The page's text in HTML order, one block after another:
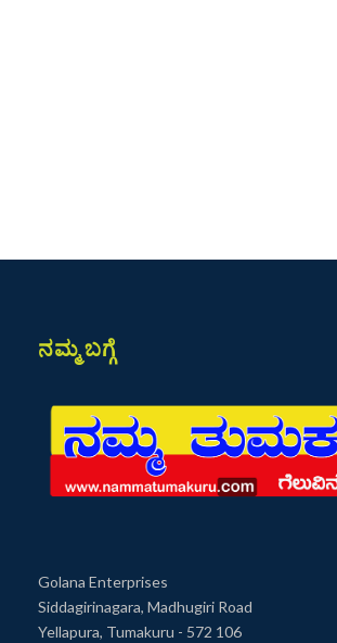
ನಮ್ಮ ಬಗ್ಗೆ
Golana Enterprises
Siddagirinagara, Madhugiri Road
Yellapura, Tumakuru - 572 106